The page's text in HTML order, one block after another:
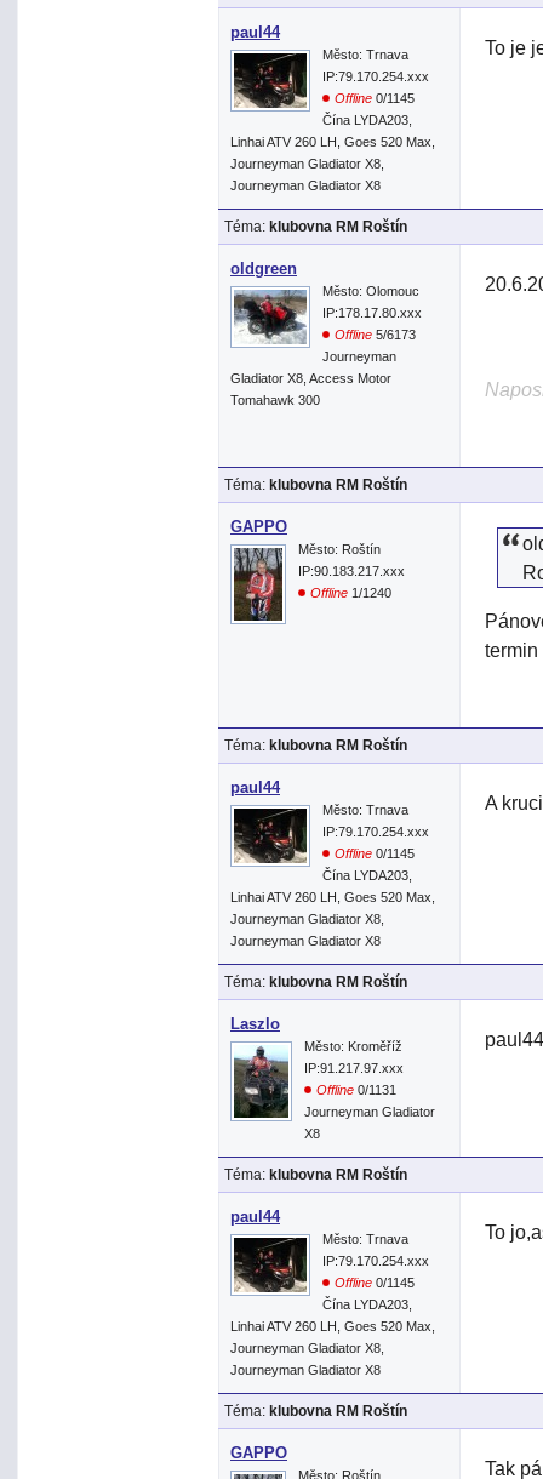
paul44
Město: Trnava
IP:79.170.254.xxx
Offline 0/1145
Čína LYDA203,
Linhai ATV 260 LH, Goes 520 Max,
Journeyman Gladiator X8,
Journeyman Gladiator X8
To je
Téma: klubovna RM Roštín
oldgreen
Město: Olomouc
IP:178.17.80.xxx
Offline 5/6173
Journeyman
Gladiator X8, Access Motor
Tomahawk 300
Téma: klubovna RM Roštín
GAPPO
Město: Roštín
IP:90.183.217.xxx
Offline 1/1240
Téma: klubovna RM Roštín
paul44
Město: Trnava
IP:79.170.254.xxx
Offline 0/1145
Čína LYDA203,
Linhai ATV 260 LH, Goes 520 Max,
Journeyman Gladiator X8,
Journeyman Gladiator X8
A
Téma: klubovna RM Roštín
Laszlo
Město: Kroměříž
IP:91.217.97.xxx
Offline 0/1131
Journeyman Gladiator
X8
Téma: klubovna RM Roštín
paul44
Město: Trnava
IP:79.170.254.xxx
Offline 0/1145
Čína LYDA203,
Linhai ATV 260 LH, Goes 520 Max,
Journeyman Gladiator X8,
Journeyman Gladiator X8
To
Téma: klubovna RM Roštín
GAPPO
Město: Roštín Tak